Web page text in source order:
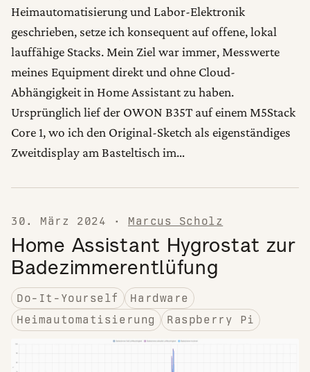
Heimautomatisierung und Labor-Elektronik
geschrieben, setze ich konsequent auf offene, lokal
lauffähige Stacks. Mein Ziel war immer, Messwerte
meines Equipment direkt und ohne Cloud-
Abhängigkeit in Home Assistant zu haben.
Ursprünglich lief der OWON B35T auf einem M5Stack
Core 1, wo ich den Original-Sketch als eigenständiges
Zweitdisplay am Basteltisch im…
30. März 2024 · Marcus Scholz
Home Assistant Hygrostat zur
Badezimmerentlüfung
Do-It-Yourself
Hardware
Heimautomatisierung
Raspberry Pi